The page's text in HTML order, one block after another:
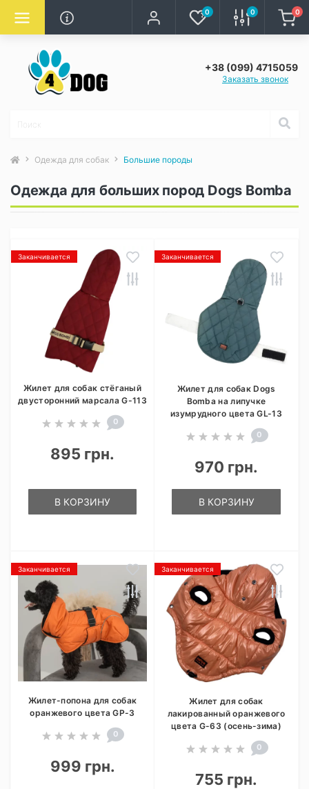
0 0 0
+38 (099) 4715059
Заказать звонок
Одежда для собак Большие породы
Одежда для больших пород Dogs Bomba
Заканчивается
Жилет для собак стёганый
двусторонний марсала G-113
0
895 грн.
В КОРЗИНУ
Заканчивается
Жилет для собак Dogs
Bomba на липучке
изумрудного цвета GL-13
0
970 грн.
В КОРЗИНУ
Заканчивается
Жилет-попона для собак
оранжевого цвета GP-3
0
999 грн.
Заканчивается
Жилет для собак
лакированный оранжевого
цвета G-63 (осень-зима)
0
755 грн.